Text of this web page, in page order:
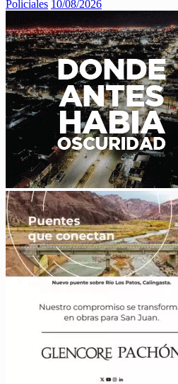
Policiales 10/08/2026